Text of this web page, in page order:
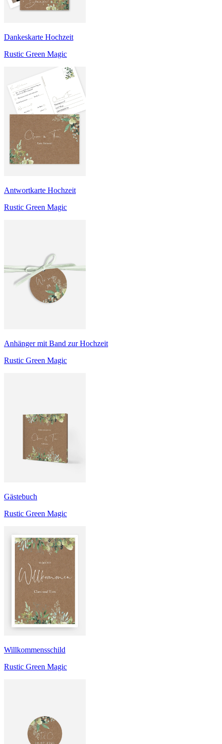
Dankeskarte Hochzeit
Rustic Green Magic
Antwortkarte Hochzeit
Rustic Green Magic
Anhänger mit Band zur Hochzeit
Rustic Green Magic
Gästebuch
Rustic Green Magic
Willkommensschild
Rustic Green Magic